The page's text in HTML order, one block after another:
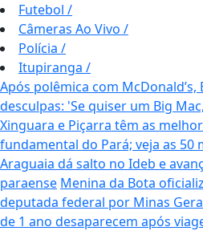
Futebol /
Câmeras Ao Vivo /
Polícia /
Itupiranga /
Após polêmica com
desculpas: 'Se quiser um Big
Xinguara e Piçarra têm as
fundamental do Pará; veja as 50
Araguaia dá salto no Ideb e
paraense Menina da Bota
deputada federal por Minas
de 1 ano desaparecem após